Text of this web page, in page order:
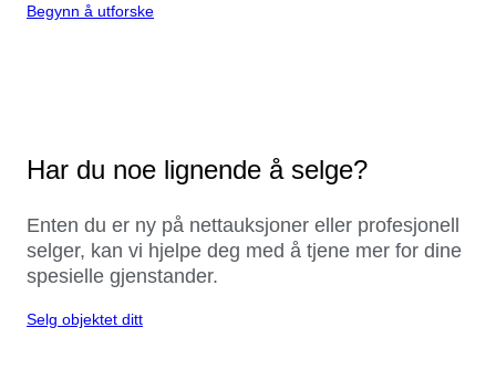
Begynn å utforske
Har du noe lignende å selge?
Enten du er ny på nettauksjoner eller profesjonell
selger, kan vi hjelpe deg med å tjene mer for dine
spesielle gjenstander.
Selg objektet ditt